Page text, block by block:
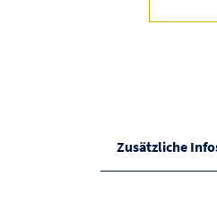
Zusätzliche